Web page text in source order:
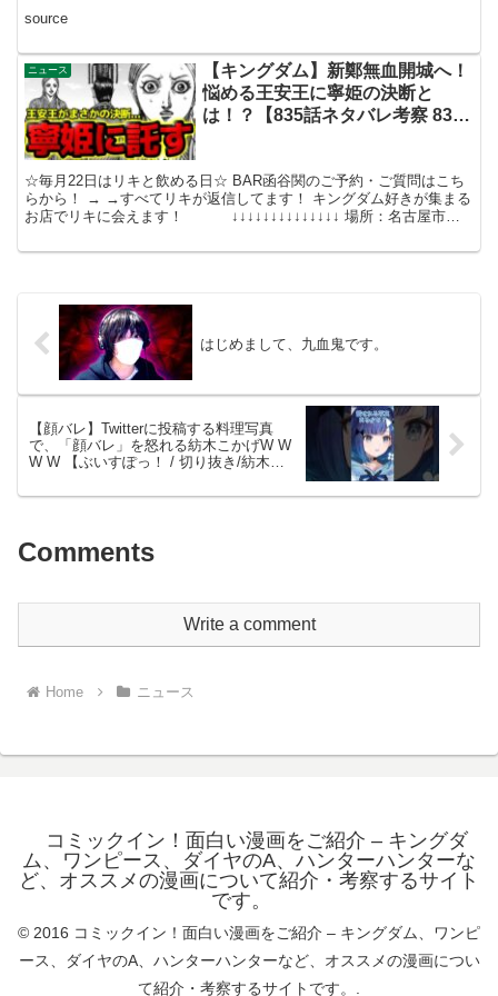
source
ニュース
【キングダム】新鄭無血開城へ！
悩める王安王に寧姫の決断と
は！？【835話ネタバレ考察 836
☆毎月22日はリキと飲める日☆ BAR函谷関のご予約・ご質問はこち
らから！ → →すべてリキが返信してます！ キングダム好きが集まる
お店でリキに会えます！ ↓↓↓↓↓↓↓↓↓↓↓↓↓↓ 場所：名古屋市中
はじめまして、九血鬼です。
【顔バレ】Twitterに投稿する料理写真
で、「顔バレ」を怒れる紡木こかげW W
W W 【ぶいすぽっ！ / 切り抜き/紡木こ
木こかげ #shorts
Comments
Write a comment
Home ニュース
コミックイン！面白い漫画をご紹介 – キングダ
ム、ワンピース、ダイヤのA、ハンターハンターな
ど、オススメの漫画について紹介・考察するサイト
です。
© 2016 コミックイン！面白い漫画をご紹介 – キングダム、ワンピ
ース、ダイヤのA、ハンターハンターなど、オススメの漫画につい
て紹介・考察するサイトです。.